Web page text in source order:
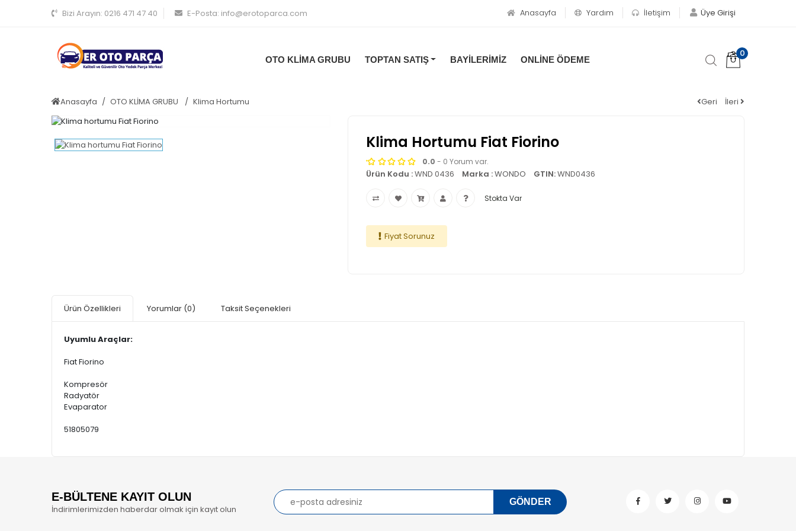
Bizi Arayın: 0216 471 47 40 E-Posta: info@erotoparca.com Üye Girişi
Anasayfa Yardım İletişim
OTO KLİMA GRUBU TOPTAN SATIŞ BAYİLERİMİZ ONLİNE ÖDEME
0
Anasayfa OTO KLİMA GRUBU Klima Hortumu Geri İleri
Klima Hortumu Fiat Fiorino
0.0 - 0 Yorum var.
Ürün Kodu :WND 0436 Marka :WONDO GTIN:WND0436
Stokta Var
Fiyat Sorunuz
Ürün Özellikleri Yorumlar (0) Taksit Seçenekleri
Uyumlu Araçlar:
Fiat Fiorino
Kompresör
Radyatör
Evaparator
51805079
E-BÜLTENE KAYIT OLUN
İndirimlerimizden haberdar olmak için kayıt olun